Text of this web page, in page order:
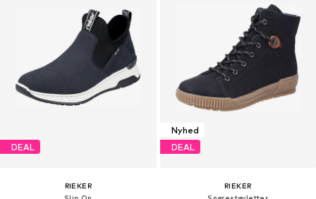
DEAL
RIEKER
Nyhed
DEAL
RIEKER